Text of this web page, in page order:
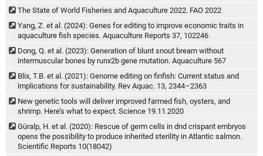
The State of World Fisheries and Aquaculture 2022. FAO 2022
Yang, Z. et al. (2024): Genes for editing to improve economic traits in
aquaculture fish species. Aquaculture Reports 37, 102246
Dong, Q. et al. (2023): Generation of blunt snout bream without
intermuscular bones by runx2b gene mutation. Aquaculture 567
Blix, T.B. et al. (2021): Genome editing on finfish: Current status and
implications for sustainability. Rev Aquac. 13, 2344–2363
New genetic tools will deliver improved farmed fish, oysters, and
shrimp. Here’s what to expect. Science 19.11.2020
Güralp, H. et al. (2020): Rescue of germ cells in dnd crispant embryos
opens the possibility to produce inherited sterility in Atlantic salmon.
Scientific Reports 10(18042)